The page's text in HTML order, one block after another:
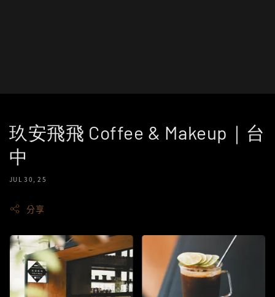
玖安飛飛 Coffee & Makeup｜台
中
JUL 30, 25
分享